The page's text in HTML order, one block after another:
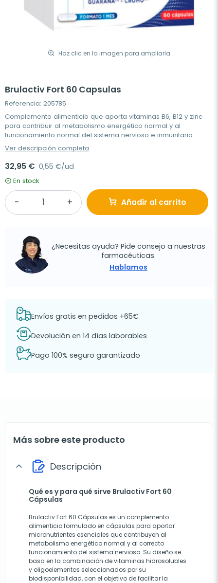
Haz clic en la imagen para ampliarla
Brulactiv Fort 60 Capsulas
Referencia: 205785
Complemento alimenticio que aporta vitaminas B6, B12 y zinc
para contribuir al metabolismo energético normal y al
funcionamiento normal del sistema nervioso e inmunitario.
Ver descripción completa
32,95 € 0,55 €/ud
En stock
Añadir al carrito
¿Necesitas ayuda? Pide consejo a nuestras
farmacéuticas.
Hablamos
Envíos gratis en pedidos +65€
Devolución en 14 días laborables
Pago 100% seguro garantizado
Más sobre este producto
expand_more Descripción
Qué es y para qué sirve Brulactiv Fort 60
Cápsulas
Brulactiv Fort 60 Cápsulas es un complemento
alimenticio formulado en cápsulas para aportar
micronutrientes esenciales que contribuyen al
metabolismo energético normal y al correcto
funcionamiento del sistema nervioso. Su diseño se
basa en la combinación de vitaminas hidrosolubles
y oligoelementos seleccionados por su
biodisponibilidad, con el objetivo de facilitar la